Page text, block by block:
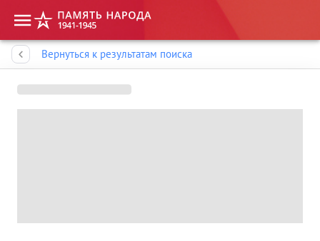
Вернуться к результатам поиска
Память народа